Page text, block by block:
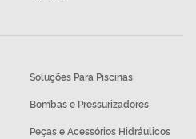
Soluções Para Piscinas
Bombas e Pressurizadores
Peças e Acessórios Hidráulicos